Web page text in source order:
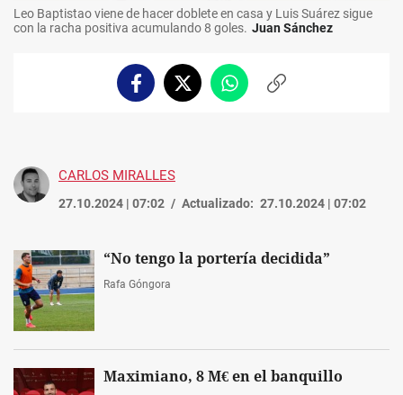
Leo Baptistao viene de hacer doblete en casa y Luis Suárez sigue
con la racha positiva acumulando 8 goles. Juan Sánchez
FacebookTwitterWhatsappCopiar
CARLOS MIRALLES
27.10.2024 | 07:02 Actualizado: 27.10.2024 | 07:02
“No tengo la portería decidida”
Rafa Góngora
Maximiano, 8 M€ en el banquillo